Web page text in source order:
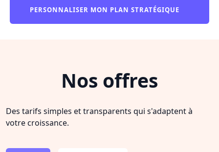
PERSONNALISER MON PLAN STRATÉGIQUE
Nos offres
Des tarifs simples et transparents qui s'adaptent à
votre croissance.